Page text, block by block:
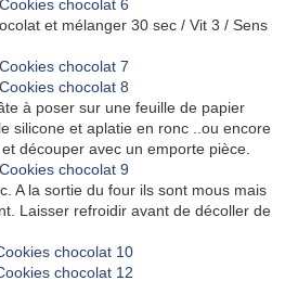
et mélanger 30 sec / Vit 3 / Sens
à poser sur une feuille de papier
silicone et aplatie en ronc ..ou encore
découper avec un emporte pièce.
A la sortie du four ils sont mous mais
Laisser refroidir avant de décoller de